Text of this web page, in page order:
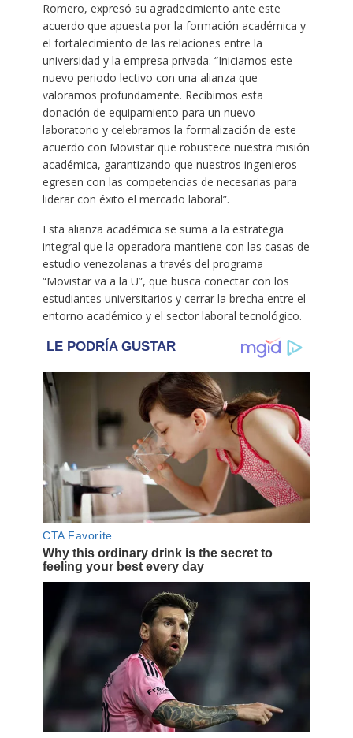
Romero, expresó su agradecimiento ante este
acuerdo que apuesta por la formación académica y
el fortalecimiento de las relaciones entre la
universidad y la empresa privada. “Iniciamos este
nuevo periodo lectivo con una alianza que
valoramos profundamente. Recibimos esta
donación de equipamiento para un nuevo
laboratorio y celebramos la formalización de este
acuerdo con Movistar que robustece nuestra misión
académica, garantizando que nuestros ingenieros
egresen con las competencias de necesarias para
liderar con éxito el mercado laboral”.
Esta alianza académica se suma a la estrategia
integral que la operadora mantiene con las casas de
estudio venezolanas a través del programa
“Movistar va a la U”, que busca conectar con los
estudiantes universitarios y cerrar la brecha entre el
entorno académico y el sector laboral tecnológico.